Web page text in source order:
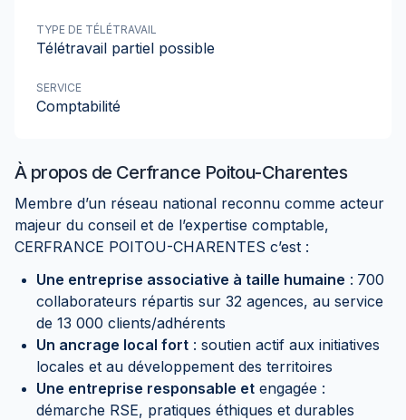
À propos de Cerfrance Poitou-Charentes
Membre d’un réseau national reconnu comme acteur
majeur du conseil et de l’expertise comptable,
CERFRANCE POITOU-CHARENTES c’est :
Une entreprise associative à taille humaine : 700
collaborateurs répartis sur 32 agences, au service
de 13 000 clients/adhérents
Un ancrage local fort : soutien actif aux initiatives
locales et au développement des territoires
Une entreprise responsable et engagée :
démarche RSE, pratiques éthiques et durables
TYPE DE TÉLÉTRAVAIL
Télétravail partiel possible
SERVICE
Comptabilité